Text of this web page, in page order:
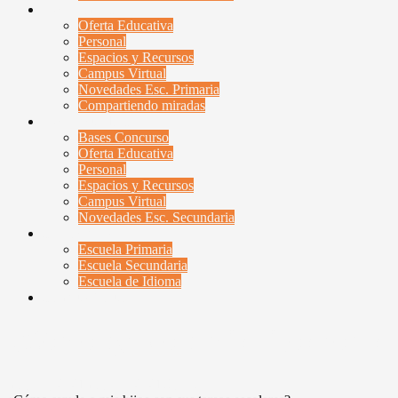
Oferta Educativa
Personal
Espacios y Recursos
Campus Virtual
Novedades Esc. Primaria
Compartiendo miradas
Bases Concurso
Oferta Educativa
Personal
Espacios y Recursos
Campus Virtual
Novedades Esc. Secundaria
Escuela Primaria
Escuela Secundaria
Escuela de Idioma